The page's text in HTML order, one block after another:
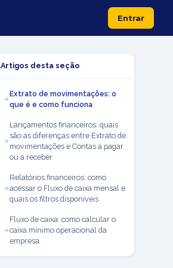
Entrar
Artigos desta seção
Extrato de movimentações: o
que é e como funciona
Lançamentos financeiros: quais
são as diferenças entre Extrato de
movimentações e Contas a pagar
ou a receber
Relatórios financeiros: como
acessar o Fluxo de caixa mensal e
quais os filtros disponíveis
Fluxo de caixa: como calcular o
caixa mínimo operacional da
empresa